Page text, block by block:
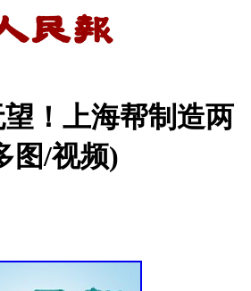
！上海帮制造两
图/视频)